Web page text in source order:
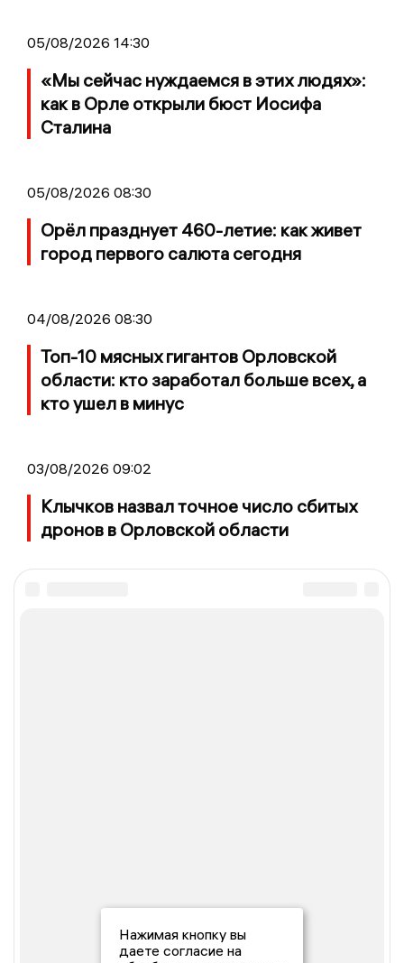
05/08/2026 14:30
«Мы сейчас нуждаемся в этих людях»:
как в Орле открыли бюст Иосифа
Сталина
05/08/2026 08:30
Орёл празднует 460-летие: как живет
город первого салюта сегодня
04/08/2026 08:30
Топ-10 мясных гигантов Орловской
области: кто заработал больше всех, а
кто ушел в минус
03/08/2026 09:02
Клычков назвал точное число сбитых
дронов в Орловской области
Нажимая кнопку вы
даете согласие на